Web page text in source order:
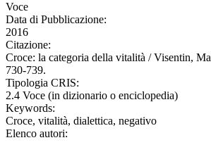
Voce
Data di Pubblicazione:
2016
Citazione:
Croce: la categoria della vitalità / Visentin,
730-739.
Tipologia CRIS:
2.4 Voce (in dizionario o enciclopedia)
Keywords:
Croce, vitalità, dialettica, negativo
Elenco autori: